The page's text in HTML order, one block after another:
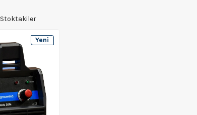
Stoktakiler
Yeni